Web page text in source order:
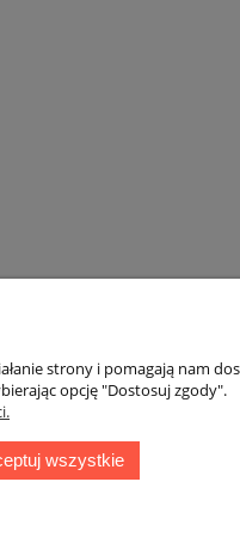
Moje konto
strony i pomagają nam
opcję "Dostosuj zgody".
wszystkie